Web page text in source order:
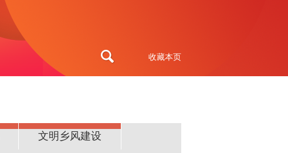
收藏本页
文明乡风建设